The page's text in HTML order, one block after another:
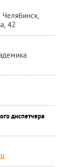
Челябинск,
42
диспетчера